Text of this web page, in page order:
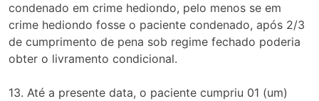
condenado em crime hediondo, pelo menos se em
crime hediondo fosse o paciente condenado, após 2/3
de cumprimento de pena sob regime fechado poderia
obter o livramento condicional.
13. Até a presente data, o paciente cumpriu 01 (um)